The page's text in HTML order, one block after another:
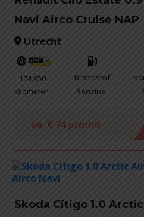
Navi Airco Cruise NAP
Utrecht
174.950
Kilometer
Brandstof
Benzine
va. € 74p/mnd
Skoda Citigo 1.0 Arctic